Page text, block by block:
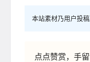
本站素材乃用户投
点点赞赏，手